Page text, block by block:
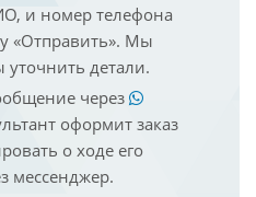
и номер телефона
«Отправить». Мы
детали.
через
оформит заказ
о ходе его
мессенджер.